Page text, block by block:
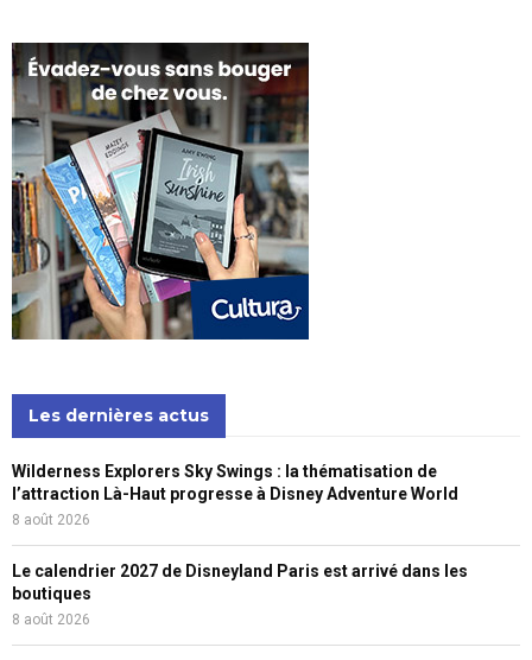
Les dernières actus
Wilderness Explorers Sky Swings : la thématisation de
l’attraction Là-Haut progresse à Disney Adventure World
8 août 2026
Le calendrier 2027 de Disneyland Paris est arrivé dans les
boutiques
8 août 2026